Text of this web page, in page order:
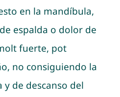
en la mandíbula,
espalda o dolor de
fuerte, pot
no consiguiendo la
de descanso del